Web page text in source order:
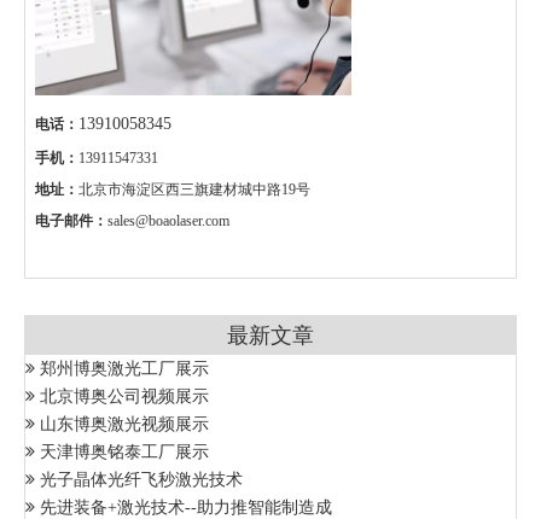
电话： 13910058345
手机： 13911547331
地址： 北京市海淀区西三旗建材城中路19号
电子邮件： sales@boaolaser.com
最新文章
郑州博奥激光工厂展示
北京博奥公司视频展示
山东博奥激光视频展示
天津博奥铭泰工厂展示
光子晶体光纤飞秒激光技术
先进装备+激光技术--助力推智能制造成